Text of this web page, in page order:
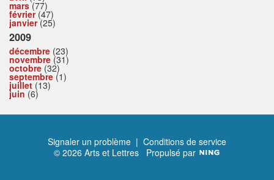
mars(77)
février(47)
janvier(25)
2009
décembre (23)
novembre (31)
octobre (32)
septembre (1)
juillet (13)
juin (6)
Signaler un problème | Conditions de service
© 2026 Arts et Lettres Propulsé par